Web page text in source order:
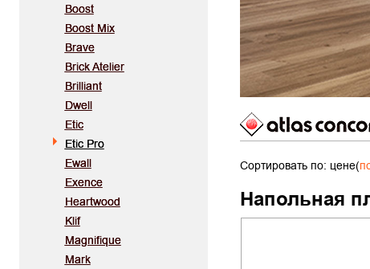
Boost
Boost Mix
Brave
Brick Atelier
Brilliant
Dwell
Etic
Etic Pro
Ewall
Exence
Heartwood
Klif
Magnifique
Mark
Сортировать по: цене(
Напольная